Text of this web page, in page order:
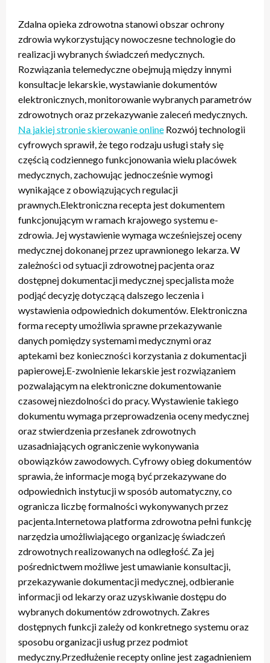
Zdalna opieka zdrowotna stanowi obszar ochrony
zdrowia wykorzystujący nowoczesne technologie do
realizacji wybranych świadczeń medycznych.
Rozwiązania telemedyczne obejmują między innymi
konsultacje lekarskie, wystawianie dokumentów
elektronicznych, monitorowanie wybranych parametrów
zdrowotnych oraz przekazywanie zaleceń medycznych.
Na jakiej stronie skierowanie online Rozwój technologii
cyfrowych sprawił, że tego rodzaju usługi stały się
częścią codziennego funkcjonowania wielu placówek
medycznych, zachowując jednocześnie wymogi
wynikające z obowiązujących regulacji
prawnych.Elektroniczna recepta jest dokumentem
funkcjonującym w ramach krajowego systemu e-
zdrowia. Jej wystawienie wymaga wcześniejszej oceny
medycznej dokonanej przez uprawnionego lekarza. W
zależności od sytuacji zdrowotnej pacjenta oraz
dostępnej dokumentacji medycznej specjalista może
podjąć decyzję dotyczącą dalszego leczenia i
wystawienia odpowiednich dokumentów. Elektroniczna
forma recepty umożliwia sprawne przekazywanie
danych pomiędzy systemami medycznymi oraz
aptekami bez konieczności korzystania z dokumentacji
papierowej.E-zwolnienie lekarskie jest rozwiązaniem
pozwalającym na elektroniczne dokumentowanie
czasowej niezdolności do pracy. Wystawienie takiego
dokumentu wymaga przeprowadzenia oceny medycznej
oraz stwierdzenia przesłanek zdrowotnych
uzasadniających ograniczenie wykonywania
obowiązków zawodowych. Cyfrowy obieg dokumentów
sprawia, że informacje mogą być przekazywane do
odpowiednich instytucji w sposób automatyczny, co
ogranicza liczbę formalności wykonywanych przez
pacjenta.Internetowa platforma zdrowotna pełni funkcję
narzędzia umożliwiającego organizację świadczeń
zdrowotnych realizowanych na odległość. Za jej
pośrednictwem możliwe jest umawianie konsultacji,
przekazywanie dokumentacji medycznej, odbieranie
informacji od lekarzy oraz uzyskiwanie dostępu do
wybranych dokumentów zdrowotnych. Zakres
dostępnych funkcji zależy od konkretnego systemu oraz
sposobu organizacji usług przez podmiot
medyczny.Przedłużenie recepty online jest zagadnieniem